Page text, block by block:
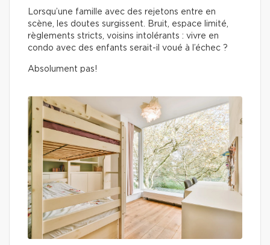
Lorsqu’une famille avec des rejetons entre en
scène, les doutes surgissent. Bruit, espace limité,
règlements stricts, voisins intolérants : vivre en
condo avec des enfants serait-il voué à l’échec ?
Absolument pas!